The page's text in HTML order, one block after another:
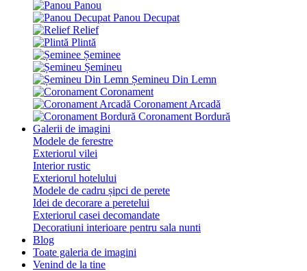
Panou
Panou Decupat
Relief
Plintă
Șeminee
Șemineu
Șemineu Din Lemn
Coronament
Coronament Arcadă
Coronament Bordură
Galerii de imagini
Modele de ferestre
Exteriorul vilei
Interior rustic
Exteriorul hotelului
Modele de cadru șipci de perete
Idei de decorare a peretelui
Exteriorul casei decomandate
Decoratiuni interioare pentru sala nunti
Blog
Toate galeria de imagini
Venind de la tine